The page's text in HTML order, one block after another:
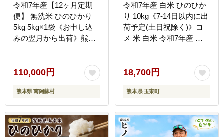
令和7年産【12ヶ月定期
便】 無洗米 ひのひかり
5kg 5kg×1袋《お申し込
みの翌月から出荷》熊本
県 米 コメ こめ 国産---
hn7tei_110000_5kg_mo12_mna_m-
--
110,000円
熊本県 南阿蘇村
令和7年産 白米 ひのひか
り 10kg《7-14日以内に出
荷予定(土日祝除く)》コ
メ 米 白米 令和7年産 高
gkt_lcl_709_10kg---
18,700円
熊本県 玉東町